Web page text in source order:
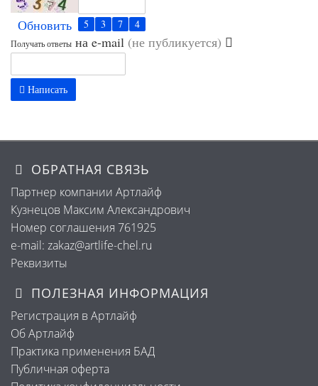
Обновить
Получать ответы на e-mail (не публикуется)
Написать
ОБРАТНАЯ СВЯЗЬ
Партнер компании Артлайф
Кузнецов Максим Александрович
Номер соглашения 761925
e-mail: zakaz@artlife-chel.ru
Реквизиты
ПОЛЕЗНАЯ ИНФОРМАЦИЯ
Регистрация в Артлайф
Об Артлайф
Практика применения БАД
Публичная оферта